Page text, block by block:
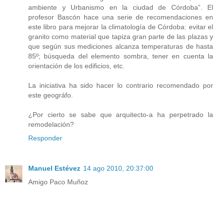
ambiente y Urbanismo en la ciudad de Córdoba”. El
profesor Bascón hace una serie de recomendaciones en
este libro para mejorar la climatología de Córdoba: evitar el
granito como material que tapiza gran parte de las plazas y
que según sus mediciones alcanza temperaturas de hasta
85º; búsqueda del elemento sombra, tener en cuenta la
orientación de los edificios, etc.
La iniciativa ha sido hacer lo contrario recomendado por
este geográfo.
¿Por cierto se sabe que arquitecto-a ha perpetrado la
remodelación?
Responder
Manuel Estévez 14 ago 2010, 20:37:00
Amigo Paco Muñoz